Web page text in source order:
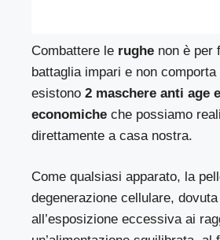
Combattere le rughe non è per
battaglia impari e non
esistono2 maschere anti age
economiche che possiamo
direttamente a casa nostra.
Come qualsiasi apparato, la
degenerazione cellulare,
all’esposizione eccessiva ai